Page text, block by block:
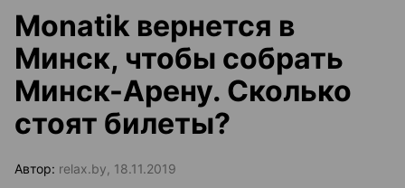
Monatik вернется в
Минск, чтобы собрать
Минск-Арену. Сколько
стоят билеты?
Автор: relax.by, 18.11.2019